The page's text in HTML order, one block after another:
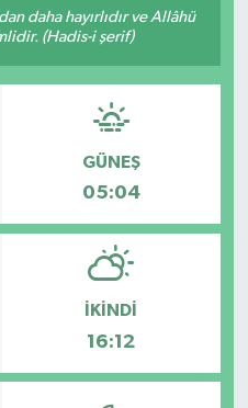
daha hayırlıdır ve Allâhü
(Hadis-i şerif)
GÜNEŞ
05:04
İKINDI
16:12